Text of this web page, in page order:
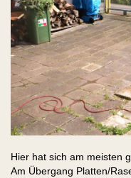
Hier hat sich am meisten
Am Übergang Platten/